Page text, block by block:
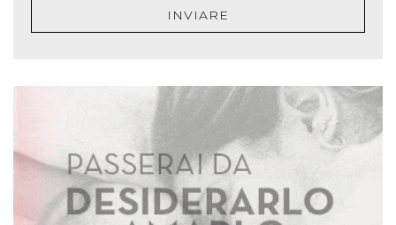
INVIARE